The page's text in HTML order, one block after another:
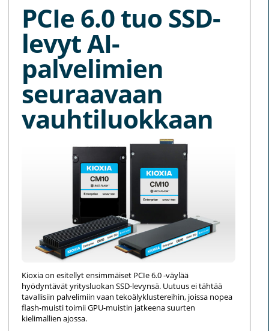
PCIe 6.0 tuo SSD-
levyt AI-
palvelimien
seuraavaan
vauhtiluokkaan
Kioxia on esitellyt ensimmäiset PCIe 6.0 -väylää
hyödyntävät yritysluokan SSD-levynsä. Uutuus ei tähtää
tavallisiin palvelimiin vaan tekoälyklustereihin, joissa nopea
flash-muisti toimii GPU-muistin jatkeena suurten
kielimallien ajossa.